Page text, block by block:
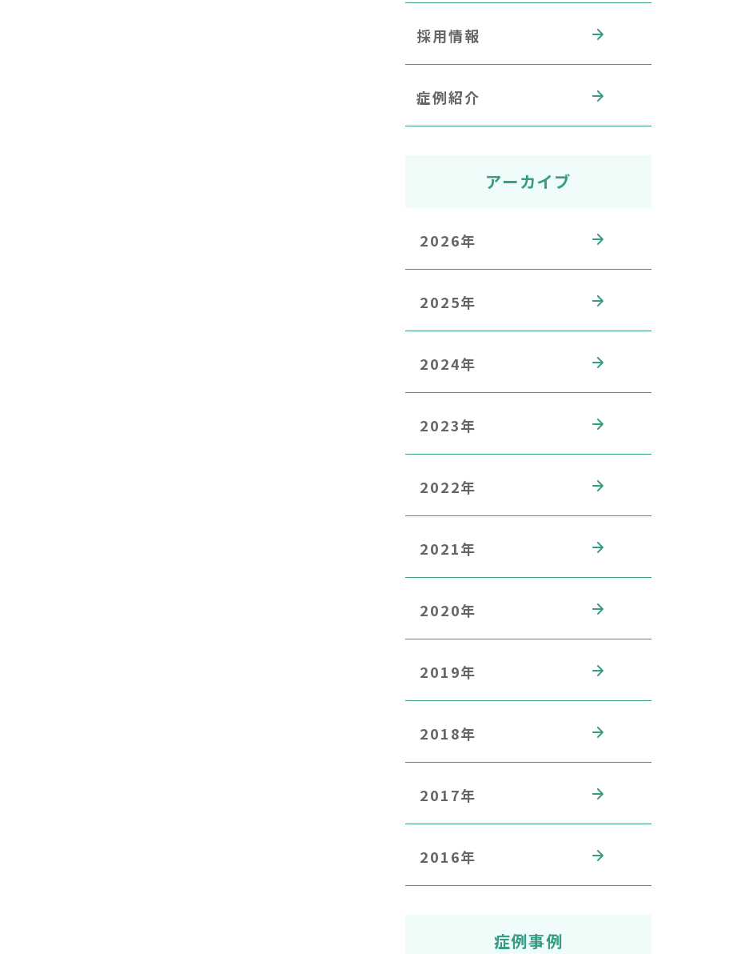
採用情報
症例紹介
アーカイブ
2026年
2025年
2024年
2023年
2022年
2021年
2020年
2019年
2018年
2017年
2016年
症例事例